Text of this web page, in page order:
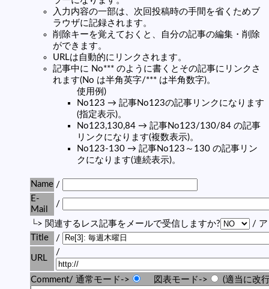
入力内容の一部は、次回投稿時の手間を省くためブ
ラウザに記録されます。
削除キーを覚えておくと、自分の記事の編集・削除
ができます。
URLは自動的にリンクされます。
記事中に No*** のように書くとその記事にリンクさ
れます(No は半角英字/*** は半角数字)。
使用例)
No123 → 記事No123の記事リンクになります
(指定表示)。
No123,130,84 → 記事No123/130/84 の記事
リンクになります(複数表示)。
No123-130 → 記事No123～130 の記事リン
クになります(連続表示)。
Name /
E-
Mail
/
└> 関連するレス記事をメールで受信しますか?
/ ア
Title
/
URL
/
Comment/ 通常モード-> 図表モード-> (適当に改